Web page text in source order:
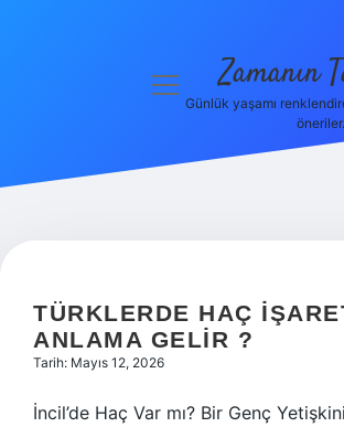
Hakkımızda
menüyüZamanın
Günlük yaşamı
öneriler.
TÜRKLERDE HAÇ
ANLAMA GELIR ?
Tarih: Mayıs 12, 2026
İncil’de Haç Var mı? Bir Genç